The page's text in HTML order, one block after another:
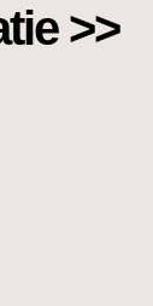
>>